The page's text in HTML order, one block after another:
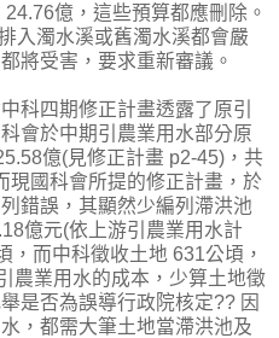
億，這些預算都應刪除。
入濁水溪或舊濁水溪都會嚴
將受害，要求重新審議。
科四期修正計畫透露了原引
會於中期引農業用水部分原
億(見修正計畫 p2-45)，共
現國科會所提的修正計畫，於
錯誤，其顯然少編列滯洪池
億元(依上游引農業用水計
，而中科徵收土地 631公頃，
農業用水的成本，少算土地徵
是否為誤導行政院核定?? 因
，都需大筆土地當滯洪池及